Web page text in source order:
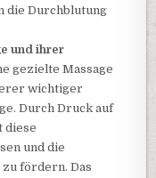
die Durchblutung
und ihrer
gezielte Massage
wichtiger
Durch Druck auf
diese
und die
fördern. Das